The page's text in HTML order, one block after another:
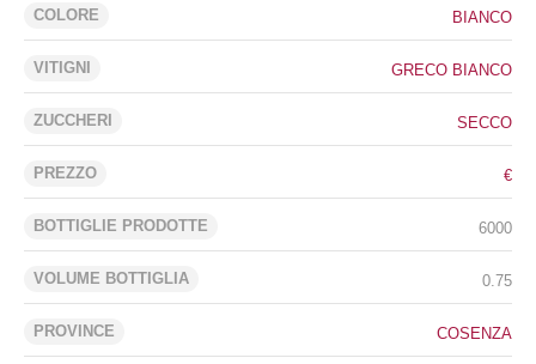
COLORE BIANCO
VITIGNI GRECO BIANCO
ZUCCHERI SECCO
PREZZO €
BOTTIGLIE PRODOTTE 6000
VOLUME BOTTIGLIA 0.75
PROVINCE COSENZA